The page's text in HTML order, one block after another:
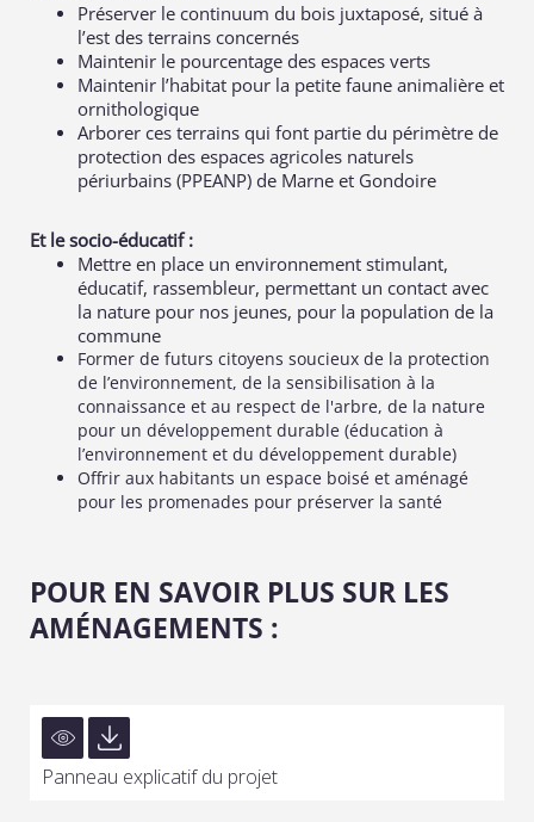
Préserver le continuum du bois juxtaposé, situé à
l’est des terrains concernés
Maintenir le pourcentage des espaces verts
Maintenir l’habitat pour la petite faune animalière et
ornithologique
Arborer ces terrains qui font partie du périmètre de
protection des espaces agricoles naturels
périurbains (PPEANP) de Marne et Gondoire
Et le socio-éducatif :
Mettre en place un environnement stimulant,
éducatif, rassembleur, permettant un contact avec
la nature pour nos jeunes, pour la population de la
commune
Former de futurs citoyens soucieux de la protection
de l’environnement, de la sensibilisation à la
connaissance et au respect de l'arbre, de la nature
pour un développement durable (éducation à
l’environnement et du développement durable)
Offrir aux habitants un espace boisé et aménagé
pour les promenades pour préserver la santé
POUR EN SAVOIR PLUS SUR LES
AMÉNAGEMENTS :
Panneau explicatif du projet